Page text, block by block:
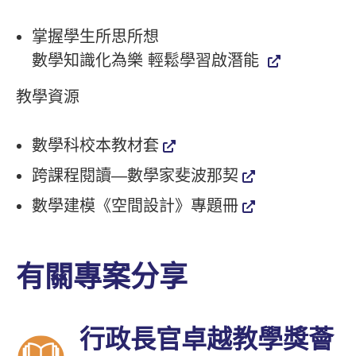
掌握學生所思所想
數學知識化為樂 輕鬆學習啟潛能
教學資源
數學科校本教材套
跨課程閱讀—數學家斐波那契
數學建模《空間設計》專題冊
有關專案分享
行政長官卓越教學獎薈